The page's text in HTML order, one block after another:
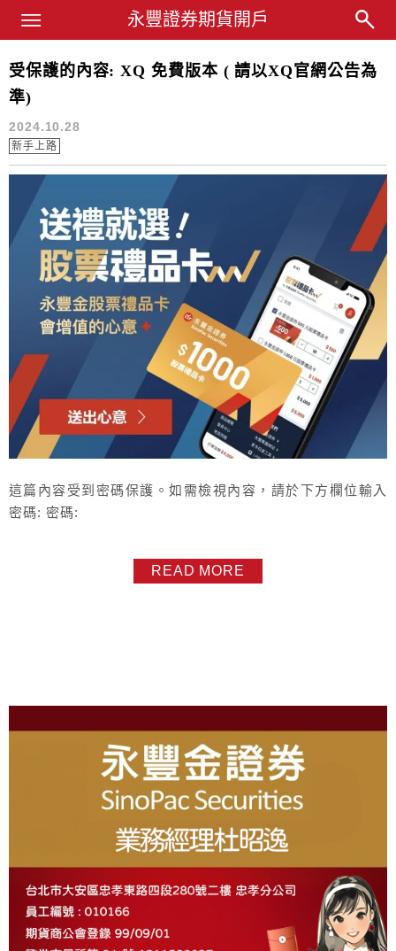
永豐業務經理杜昭逸Blog
永豐證券期貨開戶
Main Menu
xq
受保護的內容: XQ 免費版本 ( 請以XQ官網公告為
準)
2024.10.28
新手上路
這篇內容受到密碼保護。如需檢視內容，請於下方欄位輸入
密碼: 密碼:
READ MORE